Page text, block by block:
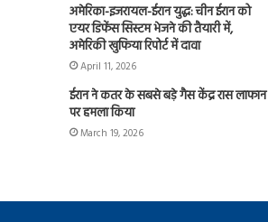
अमेरिका-इजरायल-ईरान युद्ध: चीन ईरान को
एयर डिफेंस सिस्टम भेजने की तैयारी में,
अमेरिकी खुफिया रिपोर्ट में दावा
April 11, 2026
ईरान ने कतर के सबसे बड़े गैस केंद्र रास लाफान
पर हमला किया
March 19, 2026